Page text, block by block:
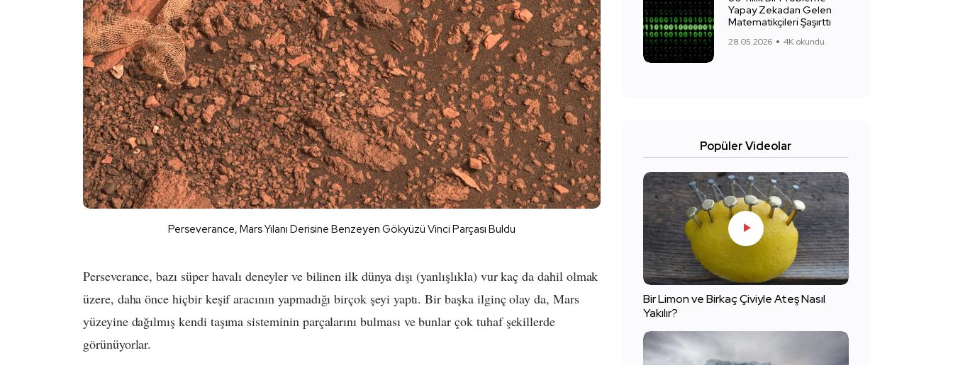
Perseverance, Mars Yılanı Derisine Benzeyen Gökyüzü Vinci Parçası Buldu
Perseverance, bazı süper havalı deneyler ve bilinen ilk dünya dışı (yanlışlıkla) vur kaç da dahil olmak
üzere, daha önce hiçbir keşif aracının yapmadığı birçok şeyi yaptı. Bir başka ilginç olay da, Mars
yüzeyine dağılmış kendi taşıma sisteminin parçalarını bulması ve bunlar çok tuhaf şekillerde
görünüyorlar.
Yapay Zekadan Gelen
Matematikçileri Şaşırttı
28.05.2026 4K okundu.
Popüler Videolar
Bir Limon ve Birkaç Çiviyle Ateş Nasıl
Yakılır?